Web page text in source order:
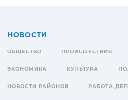
НОВОСТИ
ОБЩЕСТВО ПРОИСШЕСТВИЯ
ЭКОНОМИКА КУЛЬТУРА
НОВОСТИ РАЙОНОВ РАБОТА